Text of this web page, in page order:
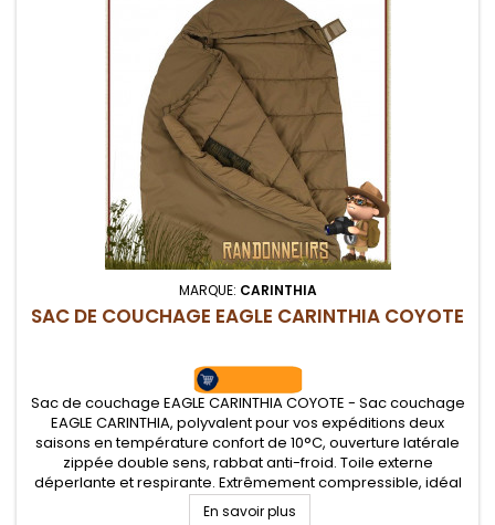
MARQUE: CARINTHIA
SAC DE COUCHAGE EAGLE CARINTHIA COYOTE
Sac de couchage EAGLE CARINTHIA COYOTE - Sac couchage
EAGLE CARINTHIA, polyvalent pour vos expéditions deux
saisons en température confort de 10°C, ouverture latérale
zippée double sens, rabbat anti-froid. Toile externe
déperlante et respirante. Extrêmement compressible, idéal
pour un kit de survie nature. Température confort de +10°C
En savoir plus